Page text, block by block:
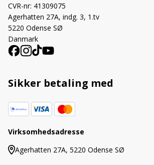
CVR-nr: 41309075
Agerhatten 27A, indg. 3, 1.tv
5220 Odense SØ
Danmark
Sikker betaling med
Virksomhedsadresse
Agerhatten 27A, 5220 Odense SØ